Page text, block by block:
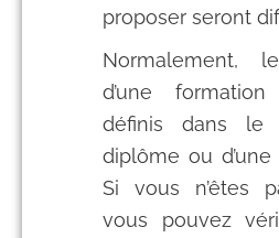
proposer seront
Normalement,
d’une
définis dans le
diplôme ou d’une
Si vous n’êtes
vous pouvez